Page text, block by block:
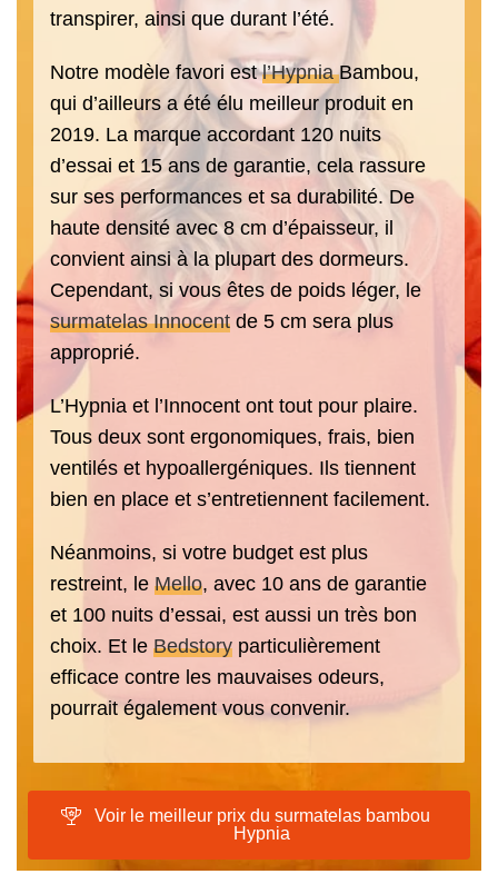
transpirer, ainsi que durant l’été.
Notre modèle favori estl’HypniaBambou,
qui d’ailleurs a été élu meilleur produit en
2019. La marque accordant 120 nuits
d’essai et 15 ans de garantie, cela rassure
sur ses performances et sa durabilité. De
haute densité avec 8 cm d’épaisseur, il
convient ainsi à la plupart des dormeurs.
Cependant, si vous êtes de poids léger, le
surmatelas Innocent de 5 cm sera plus
approprié.
L’Hypnia et l’Innocent ont tout pour plaire.
Tous deux sont ergonomiques, frais, bien
ventilés et hypoallergéniques. Ils tiennent
bien en place et s’entretiennent facilement.
Néanmoins, si votre budget est plus
restreint, le Mello, avec 10 ans de garantie
et 100 nuits d’essai, est aussi un très bon
choix. Et le Bedstory particulièrement
efficace contre les mauvaises odeurs,
pourrait également vous convenir.
Voir le meilleur prix du surmatelas bambou
Hypnia